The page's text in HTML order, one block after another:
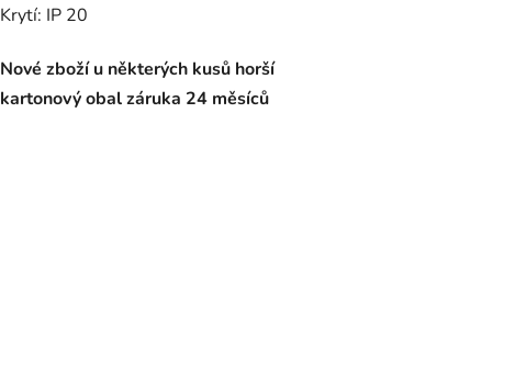
Krytí: IP 20
Nové zboží u některých kusů horší
kartonový obal záruka 24 měsíců